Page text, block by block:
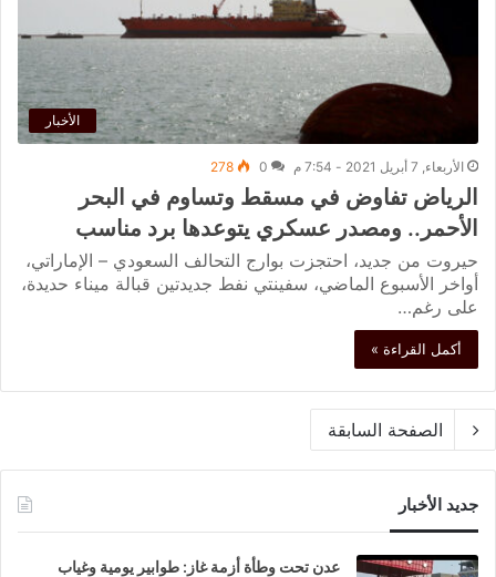
الأخبار
الأربعاء, 7 أبريل 2021 - 7:54 م 0
278
الرياض تفاوض في مسقط وتساوم في البحر
الأحمر.. ومصدر عسكري يتوعدها برد مناسب
حيروت من جديد، احتجزت بوارج التحالف السعودي – الإماراتي،
أواخر الأسبوع الماضي، سفينتي نفط جديدتين قبالة ميناء حديدة،
على رغم…
أكمل القراءة »
الصفحة السابقة
جديد الأخبار
عدن تحت وطأة أزمة غاز: طوابير يومية وغياب